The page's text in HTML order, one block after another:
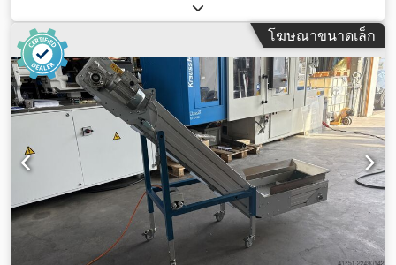
โฆษณาขนาดเล็ก